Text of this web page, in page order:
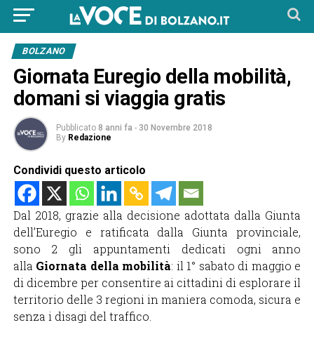
BOLZANO
Giornata Euregio della mobilità,
domani si viaggia gratis
Pubblicato 8 anni fa - 30 Novembre 2018
By Redazione
Condividi questo articolo
Dal 2018, grazie alla decisione adottata dalla Giunta
dell’Euregio e ratificata dalla Giunta provinciale,
sono 2 gli appuntamenti dedicati ogni anno
alla Giornata della mobilità: il 1° sabato di maggio e
di dicembre per consentire ai cittadini di esplorare il
territorio delle 3 regioni in maniera comoda, sicura e
senza i disagi del traffico.